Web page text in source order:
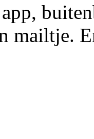
mailtje.